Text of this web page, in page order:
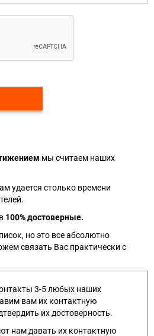
мы считаем наших
удается столько времени
100% достоверные.
но это все абсолютно
связать Вас практически с
3-5 любых наших
вам их контактную
их достоверность.
нам давать их контактную